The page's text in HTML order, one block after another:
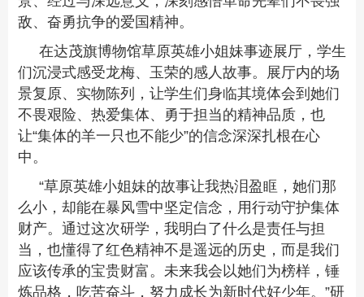
敌、奋勇抗争的爱国精神。
在达茂旗博物馆草原英雄小姐妹事迹展厅，学生
们沉浸式感受龙梅、玉荣的感人故事。展厅内的场
景复原、实物陈列，让学生们身临其境体会到她们
不畏艰险、热爱集体、勇于担当的精神品质，也
让“集体的羊一只也不能少”的信念深深扎根在心
中。
“草原英雄小姐妹的故事让我热泪盈眶，她们那
么小，却能在暴风雪中坚定信念，用行动守护集体
财产。通过这次研学，我明白了什么是责任与担
当，也懂得了红色精神不是遥远的历史，而是我们
应该传承的宝贵财富。未来我会以她们为榜样，锤
炼品格，吃苦奋斗，努力成长为新时代好少年。”研